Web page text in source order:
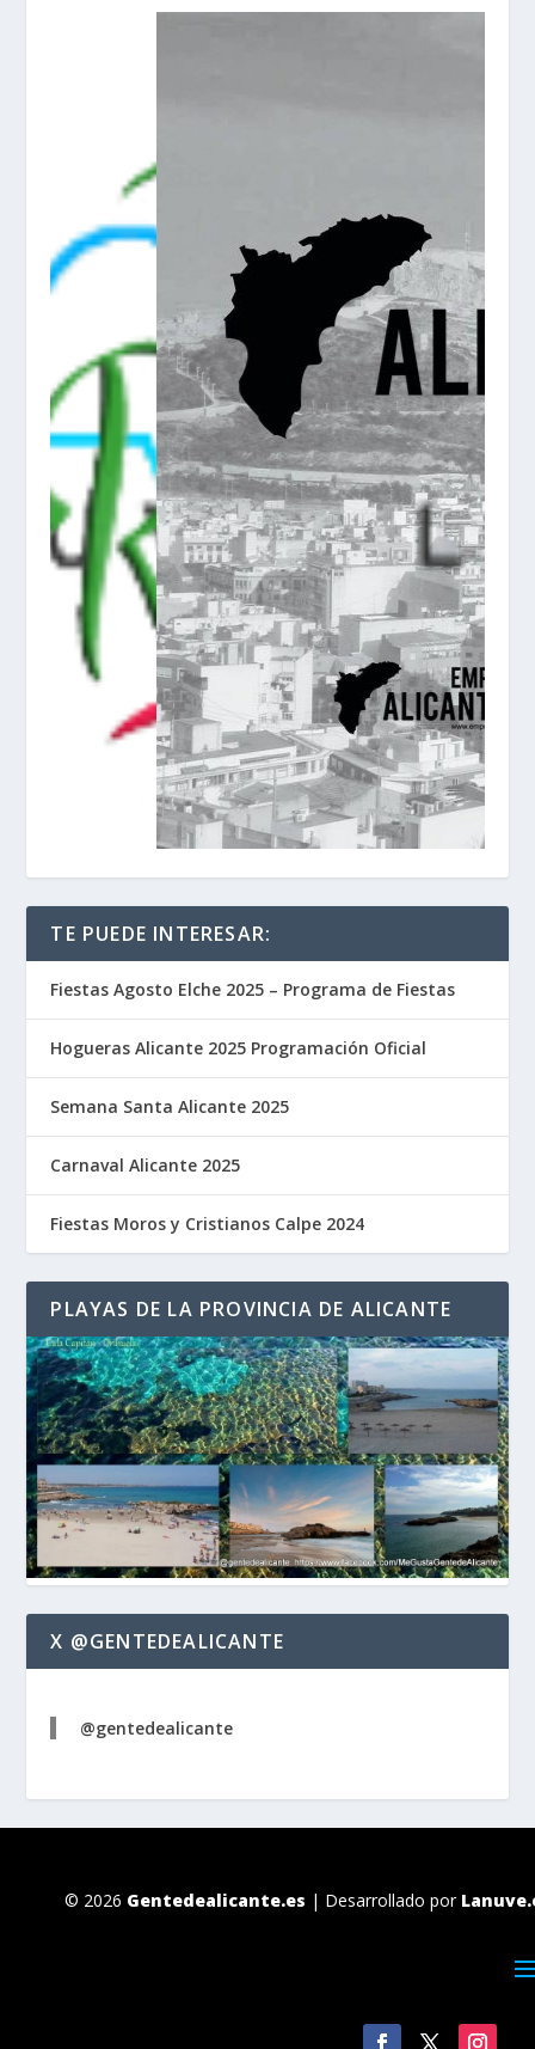
TE PUEDE INTERESAR:
Fiestas Agosto Elche 2025 – Programa de Fiestas
Hogueras Alicante 2025 Programación Oficial
Semana Santa Alicante 2025
Carnaval Alicante 2025
Fiestas Moros y Cristianos Calpe 2024
PLAYAS DE LA PROVINCIA DE ALICANTE
X @GENTEDEALICANTE
@gentedealicante
© 2026 Gentedealicante.es | Desarrollado por